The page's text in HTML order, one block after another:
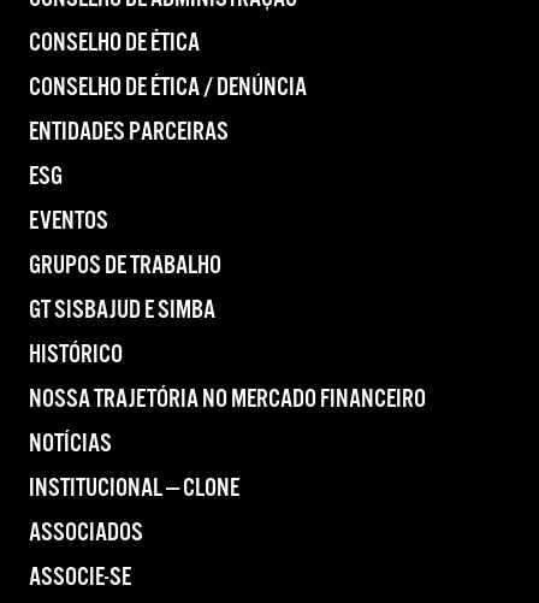
CONSELHO DE ÉTICA
CONSELHO DE ÉTICA / DENÚNCIA
ENTIDADES PARCEIRAS
ESG
EVENTOS
GRUPOS DE TRABALHO
GT SISBAJUD E SIMBA
HISTÓRICO
NOSSA TRAJETÓRIA NO MERCADO FINANCEIRO
NOTÍCIAS
INSTITUCIONAL — CLONE
ASSOCIADOS
ASSOCIE-SE